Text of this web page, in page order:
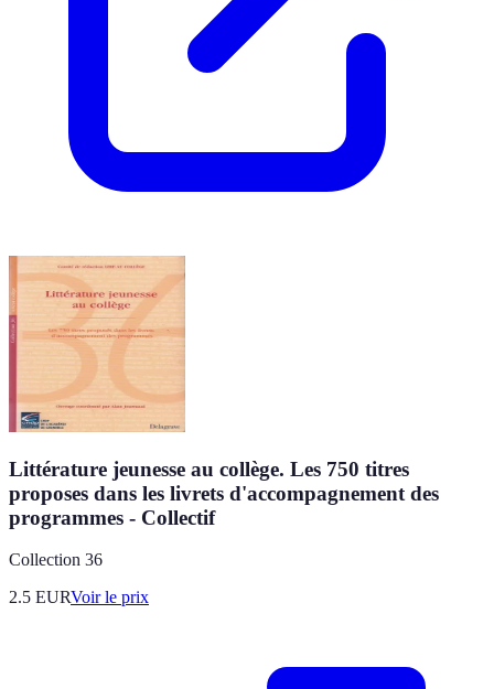
Littérature jeunesse au collège. Les 750 titres
proposes dans les livrets d'accompagnement des
programmes - Collectif
Collection 36
2.5 EURVoir le prix